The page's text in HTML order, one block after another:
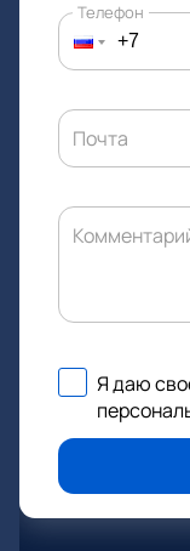
Телефон
Почта
Я даю